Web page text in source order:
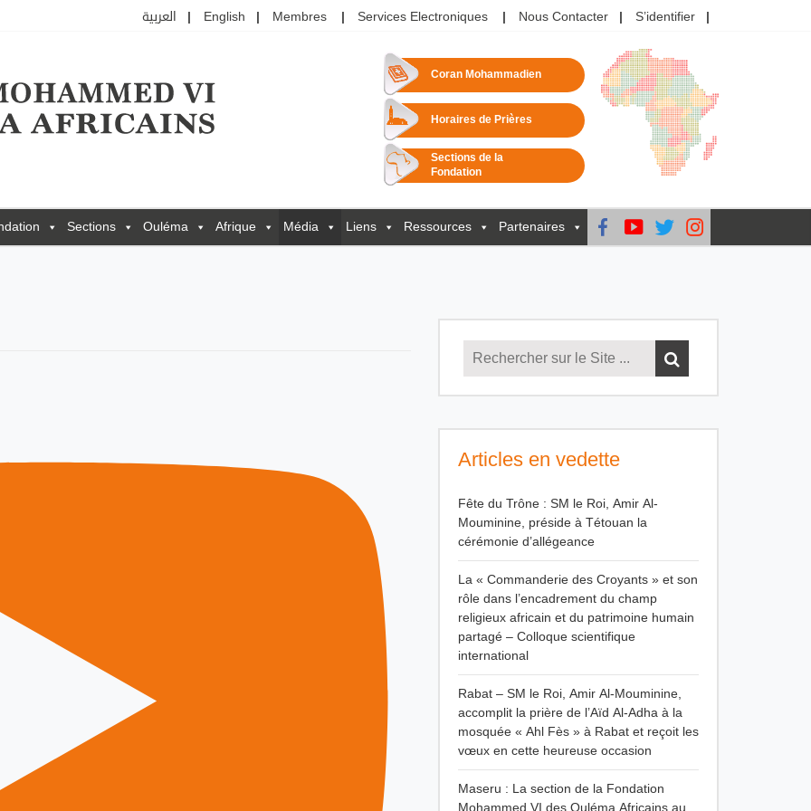
العربية English Membres Services Electroniques Nous Contacter S’identifier
Coran Mohammadien
Horaires de Prières
Sections de la
Fondation
Sections Ouléma Afrique Média Liens Ressources Partenaires
Articles en vedette
Fête du Trône : SM le Roi, Amir Al-
Mouminine, préside à Tétouan la
cérémonie d’allégeance
La « Commanderie des Croyants » et son
rôle dans l’encadrement du champ
religieux africain et du patrimoine humain
partagé – Colloque scientifique
international
Rabat – SM le Roi, Amir Al-Mouminine,
accomplit la prière de l’Aïd Al-Adha à la
mosquée « Ahl Fès » à Rabat et reçoit les
vœux en cette heureuse occasion
Maseru : La section de la Fondation
Mohammed VI des Ouléma Africains au